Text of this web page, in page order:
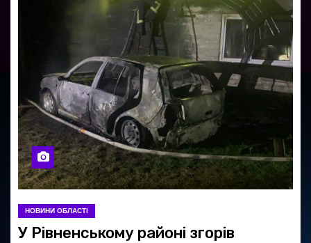
НОВИНИ ОБЛАСТІ
У Рівненському районі згорів